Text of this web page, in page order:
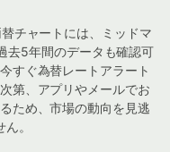
チャートには、ミッドマ
去5年間のデータも確認可
すぐ為替レートアラート
第、アプリやメールでお
ため、市場の動向を見逃
。